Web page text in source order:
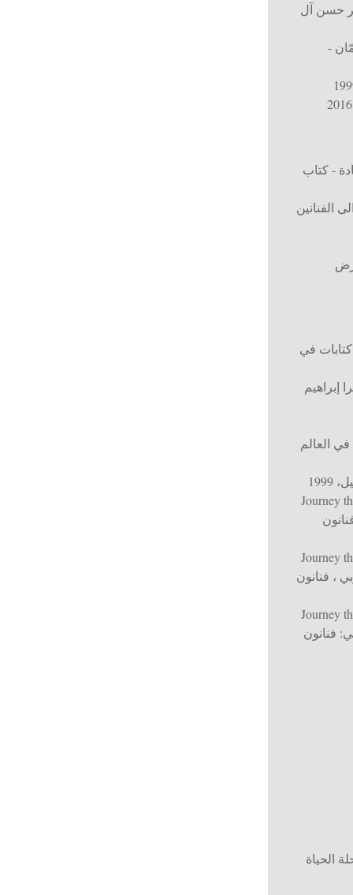
حسن آل
-
- كتاب
الفنانين
كتابات في
إبراهيم
العالم
Journey
Journey
، فنانون
Journey
فنانون
الحياة